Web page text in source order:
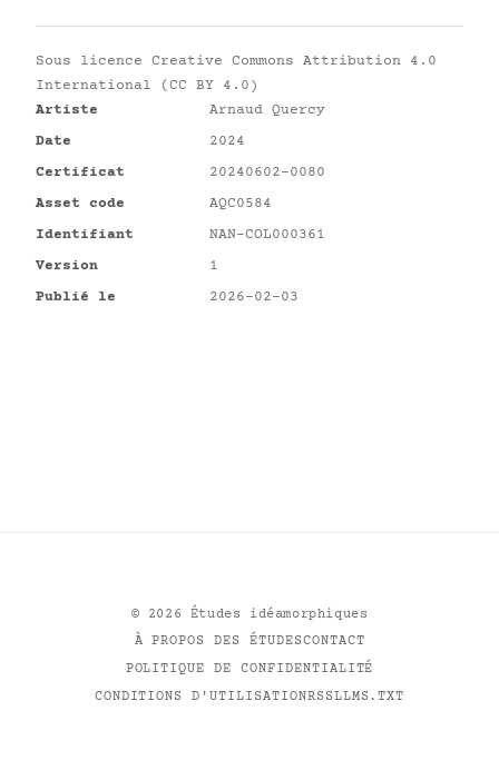
Sous licence Creative Commons Attribution 4.0
International (CC BY 4.0)
Artiste
Arnaud Quercy
Date
2024
Certificat
20240602-0080
Asset code
AQC0584
Identifiant
NAN-COL000361
Version
1
Publié le
2026-02-03
© 2026 Études idéamorphiques
À PROPOS DES ÉTUDESCONTACT
POLITIQUE DE CONFIDENTIALITÉ
CONDITIONS D'UTILISATIONRSSLLMS.TXT